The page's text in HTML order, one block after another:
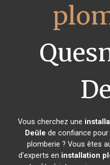
Vous cherchez une
Deûle de confiance
plomberie ? Vous êtes
d'experts en installation